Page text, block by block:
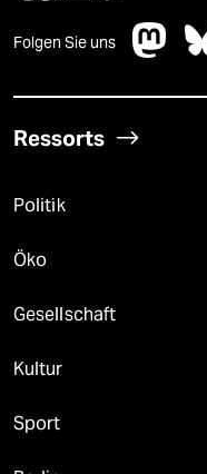
Folgen Sie uns
Ressorts
Politik
Öko
Gesellschaft
Kultur
Sport